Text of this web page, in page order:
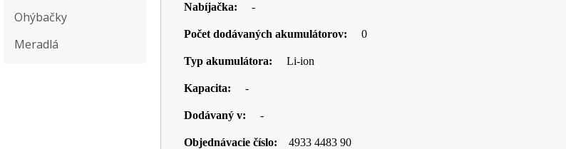
Ohýbačky
Meradlá
Nabíjačka: -
Počet dodávaných akumulátorov: 0
Typ akumulátora: Li-ion
Kapacita: -
Dodávaný v: -
Objednávacie číslo: 4933 4483 90